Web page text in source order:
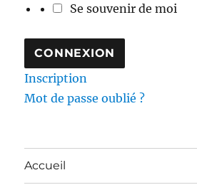
Se souvenir de moi
Inscription
Mot de passe oublié ?
Accueil